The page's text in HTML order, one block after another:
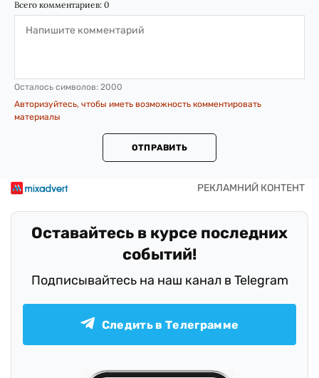
Всего комментариев: 0
Осталось символов: 2000
Авторизуйтесь, чтобы иметь возможность комментировать
материалы
ОТПРАВИТЬ
Оставайтесь в курсе последних
событий!
Подписывайтесь на наш канал в Telegram
Следить в Телеграмме